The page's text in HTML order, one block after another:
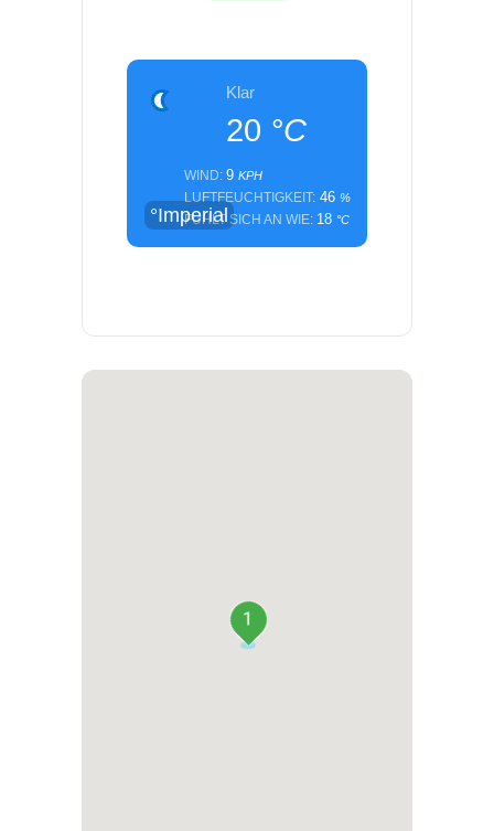
Klar
20 °C
°Imperial
WIND:9 KPH
LUFTFEUCHTIGKEIT: 46 %
FÜHLT SICH AN WIE: 18 °C
1